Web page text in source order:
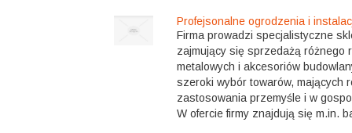
Profejsonalne ogrodzenia i
Firma prowadzi specjalistyczne
zajmujący się sprzedażą różnego
metalowych i akcesoriów
szeroki wybór towarów, mających
zastosowania przemyśle i w
W ofercie firmy znajdują się m.in.